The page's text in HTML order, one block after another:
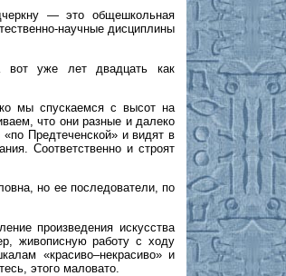
— это общешкольная
научные дисциплины
уже лет двадцать как
мы спускаемся с высот на
что они разные и далеко
Предтеченской» и видят в
Соответственно и строят
но ее последователи, по
произведения искусства
живописную работу с ходу
«красиво–некрасиво» и
этого маловато.